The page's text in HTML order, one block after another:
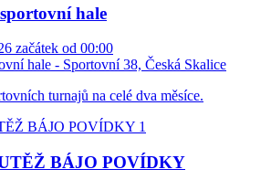
hale
začátek od 00:00
hale - Sportovní 38, Česká Skalice
turnajů na celé dva měsíce.
BÁJO POVÍDKY